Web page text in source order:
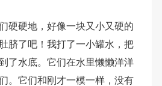
硬硬地，好像一块又小又硬的
脐了吧！我打了一小罐水，把
了水底。它们在水里懒懒洋洋
。它们和刚才一模一样，没有